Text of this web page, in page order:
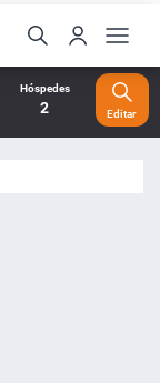
Hóspedes
2 Editar